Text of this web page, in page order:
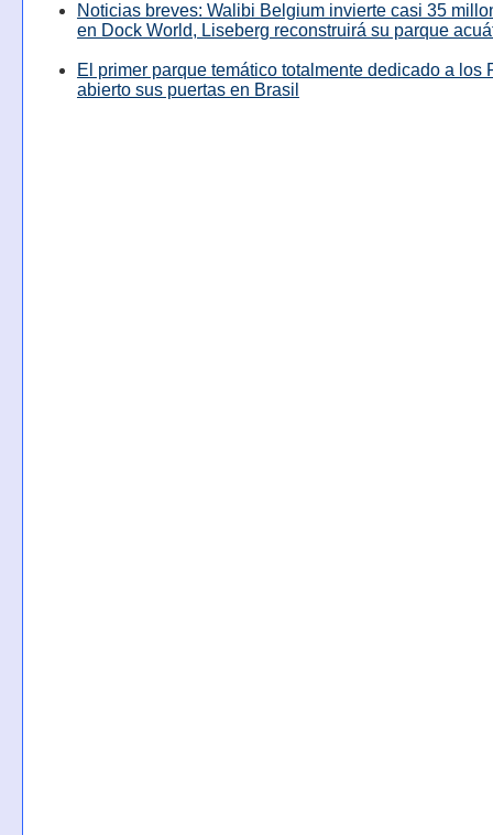
Noticias breves: Walibi Belgium invierte casi 35
en Dock World, Liseberg reconstruirá su parque
El primer parque temático totalmente dedicado a los
abierto sus puertas en Brasil